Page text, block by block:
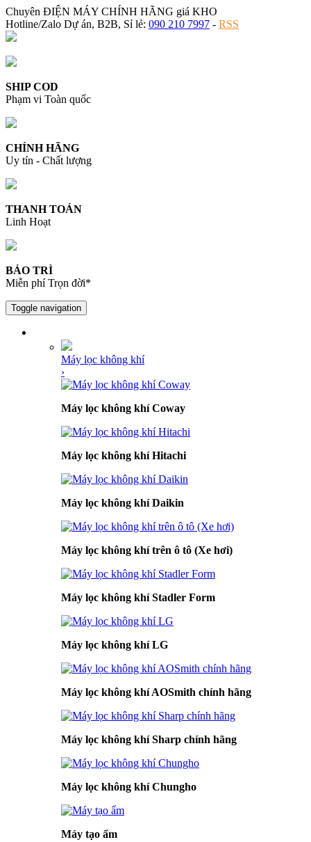
Chuyên ĐIỆN MÁY CHÍNH HÃNG giá KHO
Hotline/Zalo Dự án, B2B, Sỉ lẻ: 090 210 7997 - RSS
SHIP COD
Phạm vi Toàn quốc
CHÍNH HÃNG
Uy tín - Chất lượng
THANH TOÁN
Linh Hoạt
BẢO TRÌ
Miễn phí Trọn đời*
Toggle navigation
Máy lọc không khí
›
Máy lọc không khí Coway
Máy lọc không khí Hitachi
Máy lọc không khí Daikin
Máy lọc không khí trên ô tô (Xe hơi)
Máy lọc không khí Stadler Form
Máy lọc không khí LG
Máy lọc không khí AOSmith chính hãng
Máy lọc không khí Sharp chính hãng
Máy lọc không khí Chungho
Máy tạo ẩm